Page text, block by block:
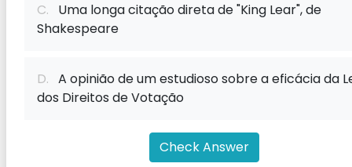
C. Uma longa citação direta de "King Lear", de
Shakespeare
D. A opinião de um estudioso sobre a eficácia da
dos Direitos de Votação
Check Answer